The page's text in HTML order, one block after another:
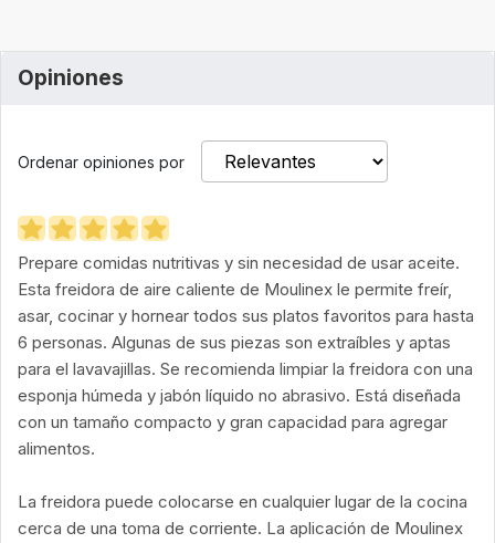
Opiniones
Ordenar opiniones por
Prepare comidas nutritivas y sin necesidad de usar aceite.
Esta freidora de aire caliente de Moulinex le permite freír,
asar, cocinar y hornear todos sus platos favoritos para hasta
6 personas. Algunas de sus piezas son extraíbles y aptas
para el lavavajillas. Se recomienda limpiar la freidora con una
esponja húmeda y jabón líquido no abrasivo. Está diseñada
con un tamaño compacto y gran capacidad para agregar
alimentos.
La freidora puede colocarse en cualquier lugar de la cocina
cerca de una toma de corriente. La aplicación de Moulinex